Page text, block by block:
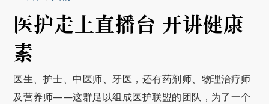
医护走上直播台 开讲健康
素
医生、护士、中医师、牙医，还有药剂师、物理治疗师
及营养师——这群足以组成医护联盟的团队，为了一个